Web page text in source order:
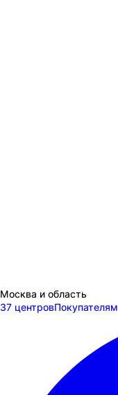
Москва и область
37 центровПокупателям